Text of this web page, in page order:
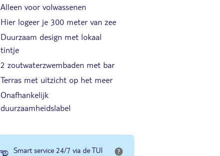
Alleen voor volwassenen
Hier logeer je 300 meter van zee
Duurzaam design met lokaal
tintje
2 zoutwaterzwembaden met bar
Terras met uitzicht op het meer
Onafhankelijk
duurzaamheidslabel
Smart service 24/7 via de TUI